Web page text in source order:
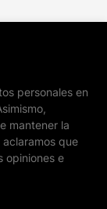
personales en
mantener la
que
opiniones e